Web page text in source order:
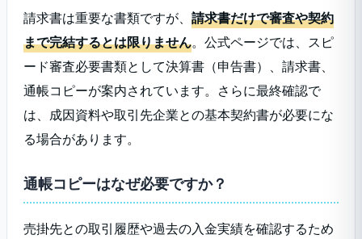
請求書は重要な書類ですが、 請求書だけで審査や契約
まで完結するとは限りません。公式ページでは、スピ
ード審査必要書類として決算書（申告書）、請求書、
通帳コピーが案内されています。さらに最終確認で
は、成因資料や取引先企業との基本契約書が必要にな
る場合があります。
通帳コピーはなぜ必要ですか？
売掛先との取引履歴や過去の入金実績を確認するため